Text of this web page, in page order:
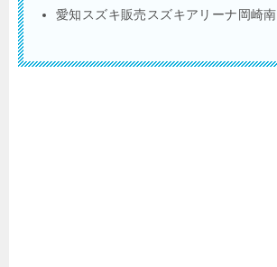
愛知スズキ販売スズキアリーナ岡崎南